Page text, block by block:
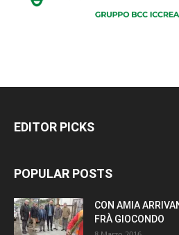
EDITOR PICKS
POPULAR POSTS
CON AMIA
FRÀ GIOCONDO